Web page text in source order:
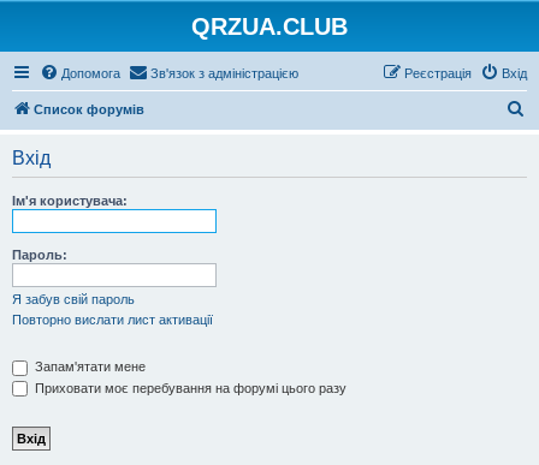
QRZUA.CLUB
Допомога Зв'язок з адміністрацією Вхід
Реєстрація
Список форумів
Вхід
Ім'я користувача:
Пароль:
Я забув свій пароль
Повторно вислати лист активації
Запам'ятати мене
Приховати моє перебування на форумі цього разу